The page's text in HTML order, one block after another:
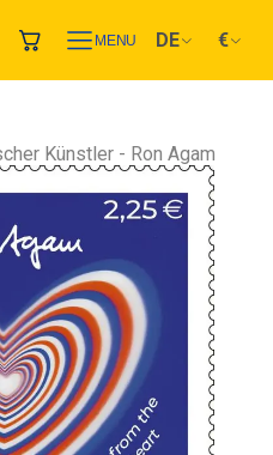
MENU DE €
Künstler - Ron Agam